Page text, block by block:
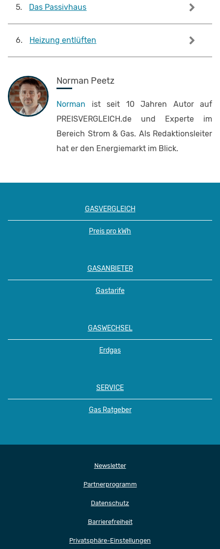
5. Das Passivhaus
6. Heizung entlüften
Norman Peetz
Norman ist seit 10 Jahren Autor auf
PREISVERGLEICH.de und Experte im
Bereich Strom & Gas. Als Redaktionsleiter
hat er den Energiemarkt im Blick.
GASVERGLEICH
Preis pro kWh
GASANBIETER
Gastarife
GASWECHSEL
Erdgas
SERVICE
Gas Ratgeber
Newsletter
Partnerprogramm
Datenschutz
Barrierefreiheit
Privatsphäre-Einstellungen